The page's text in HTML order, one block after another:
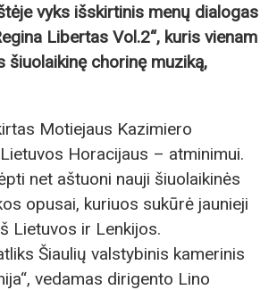
vyks išskirtinis menų dialogas
Libertas Vol.2“, kuris vienam
šiuolaikinę chorinę muziką,
Motiejaus Kazimiero
Horacijaus – atminimui.
net aštuoni nauji šiuolaikinės
opusai, kuriuos sukūrė jaunieji
Lietuvos ir Lenkijos.
Šiaulių valstybinis kamerinis
vedamas dirigento Lino